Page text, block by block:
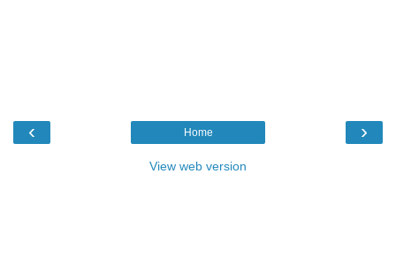
‹ ›
Home
View web version